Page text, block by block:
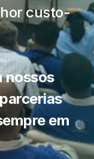
custo-
nossos
em